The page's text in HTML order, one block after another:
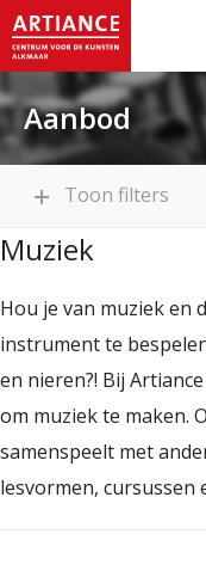
Aanbod
Toon filters
Muziek
Hou je van muziek en
instrument te
en nieren?! Bij
om muziek te maken.
samenspeelt met
lesvormen, cursussen